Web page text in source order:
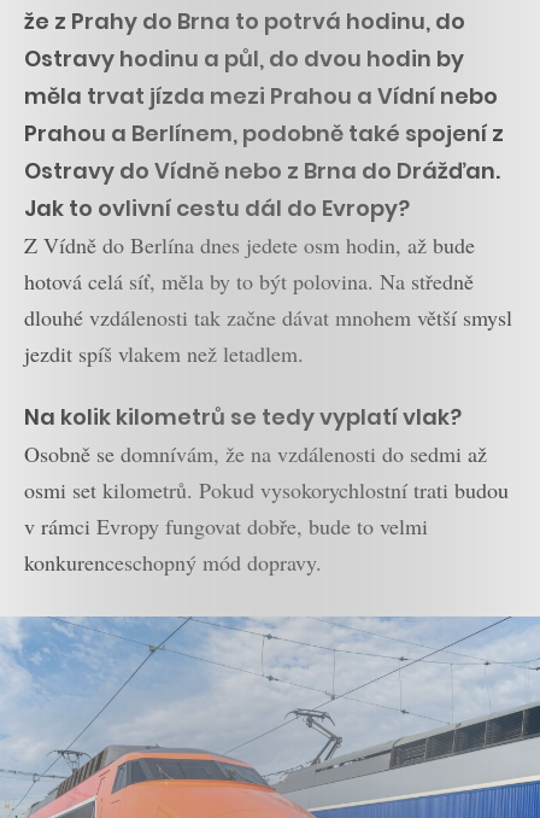
že z Prahy do Brna to potrvá hodinu, do
Ostravy hodinu a půl, do dvou hodin by
měla trvat jízda mezi Prahou a Vídní nebo
Prahou a Berlínem, podobně také spojení z
Ostravy do Vídně nebo z Brna do Drážďan.
Jak to ovlivní cestu dál do Evropy?
Z Vídně do Berlína dnes jedete osm hodin, až bude
hotová celá síť, měla by to být polovina. Na středně
dlouhé vzdálenosti tak začne dávat mnohem větší smysl
jezdit spíš vlakem než letadlem.
Na kolik kilometrů se tedy vyplatí vlak?
Osobně se domnívám, že na vzdálenosti do sedmi až
osmi set kilometrů. Pokud vysokorychlostní trati budou
v rámci Evropy fungovat dobře, bude to velmi
konkurenceschopný mód dopravy.